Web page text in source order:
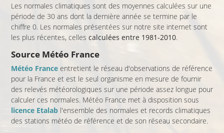
Les normales climatiques sont des moyennes calculées sur une
période de 30 ans dont la dernière année se termine par le
chiffre 0. Les normales présentées sur notre site internet sont
les plus récentes, celles calculées entre 1981-2010.
Source Météo France
Météo Franceentretient le réseau d'observations de référence
pour la France et est le seul organisme en mesure de fournir
des relevés météorologiques sur une période assez longue pour
calculer ces normales. Météo France met à disposition sous
licence Etalabl'ensemble des normales et records climatiques
des stations météo de référence et de son réseau secondaire.